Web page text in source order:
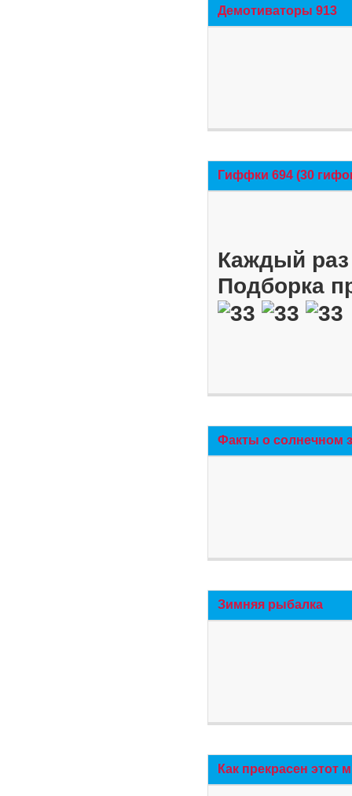
Демотиваторы 913
Гиффки 694 (30
Каждый
Подборка
Факты о солнечном
Зимняя рыбалка
Как прекрасен этот